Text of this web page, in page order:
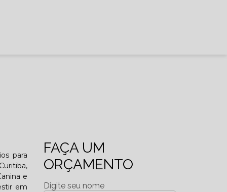
para
e
em
FAÇA UM
ORÇAMENTO
Digite seu nome